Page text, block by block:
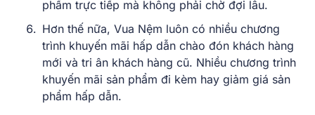
phẩm trực tiếp mà không phải chờ đợi lâu.
Hơn thế nữa, Vua Nệm luôn có nhiều chương
trình khuyến mãi hấp dẫn chào đón khách hàng
mới và tri ân khách hàng cũ. Nhiều chương trình
khuyến mãi sản phẩm đi kèm hay giảm giá sản
phẩm hấp dẫn.